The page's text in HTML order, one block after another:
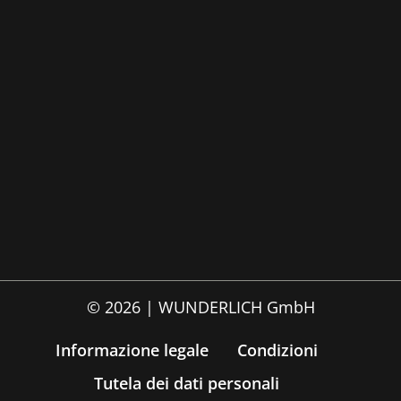
© 2026 | WUNDERLICH GmbH
Informazione legale
Condizioni
Tutela dei dati personali